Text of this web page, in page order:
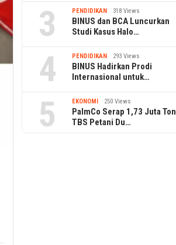
3 PENDIDIKAN 318 Views
BINUS dan BCA Luncurkan
Studi Kasus Halo…
4 PENDIDIKAN 293 Views
BINUS Hadirkan Prodi
Internasional untuk…
5 EKONOMI 250 Views
PalmCo Serap 1,73 Juta Ton
TBS Petani Du…